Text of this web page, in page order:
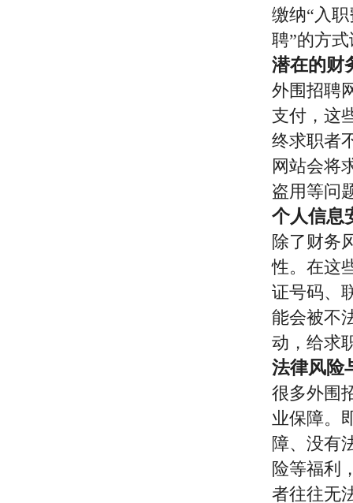
缴纳“入
聘”的方
潜在的财
外围招聘
支付，这
终求职者
网站会将
盗用等问
个人信息
除了财务
性。在这
证号码、
能会被不
动，给求
法律风险
很多外围
业保障。
障、没有
险等福利
者往往无